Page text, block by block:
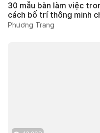
30 mẫu bàn làm việc
cách bố trí thông minh
Phương Trang